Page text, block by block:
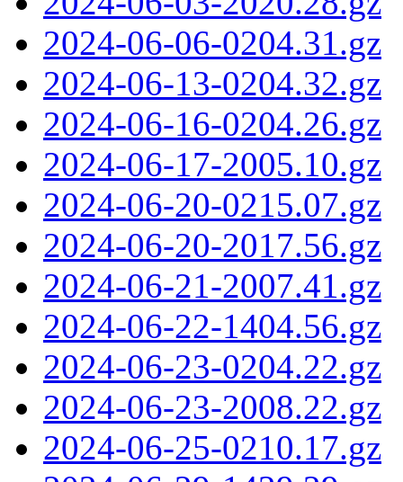
2024-06-06-0204.31.gz
2024-06-13-0204.32.gz
2024-06-16-0204.26.gz
2024-06-17-2005.10.gz
2024-06-20-0215.07.gz
2024-06-20-2017.56.gz
2024-06-21-2007.41.gz
2024-06-22-1404.56.gz
2024-06-23-0204.22.gz
2024-06-23-2008.22.gz
2024-06-25-0210.17.gz